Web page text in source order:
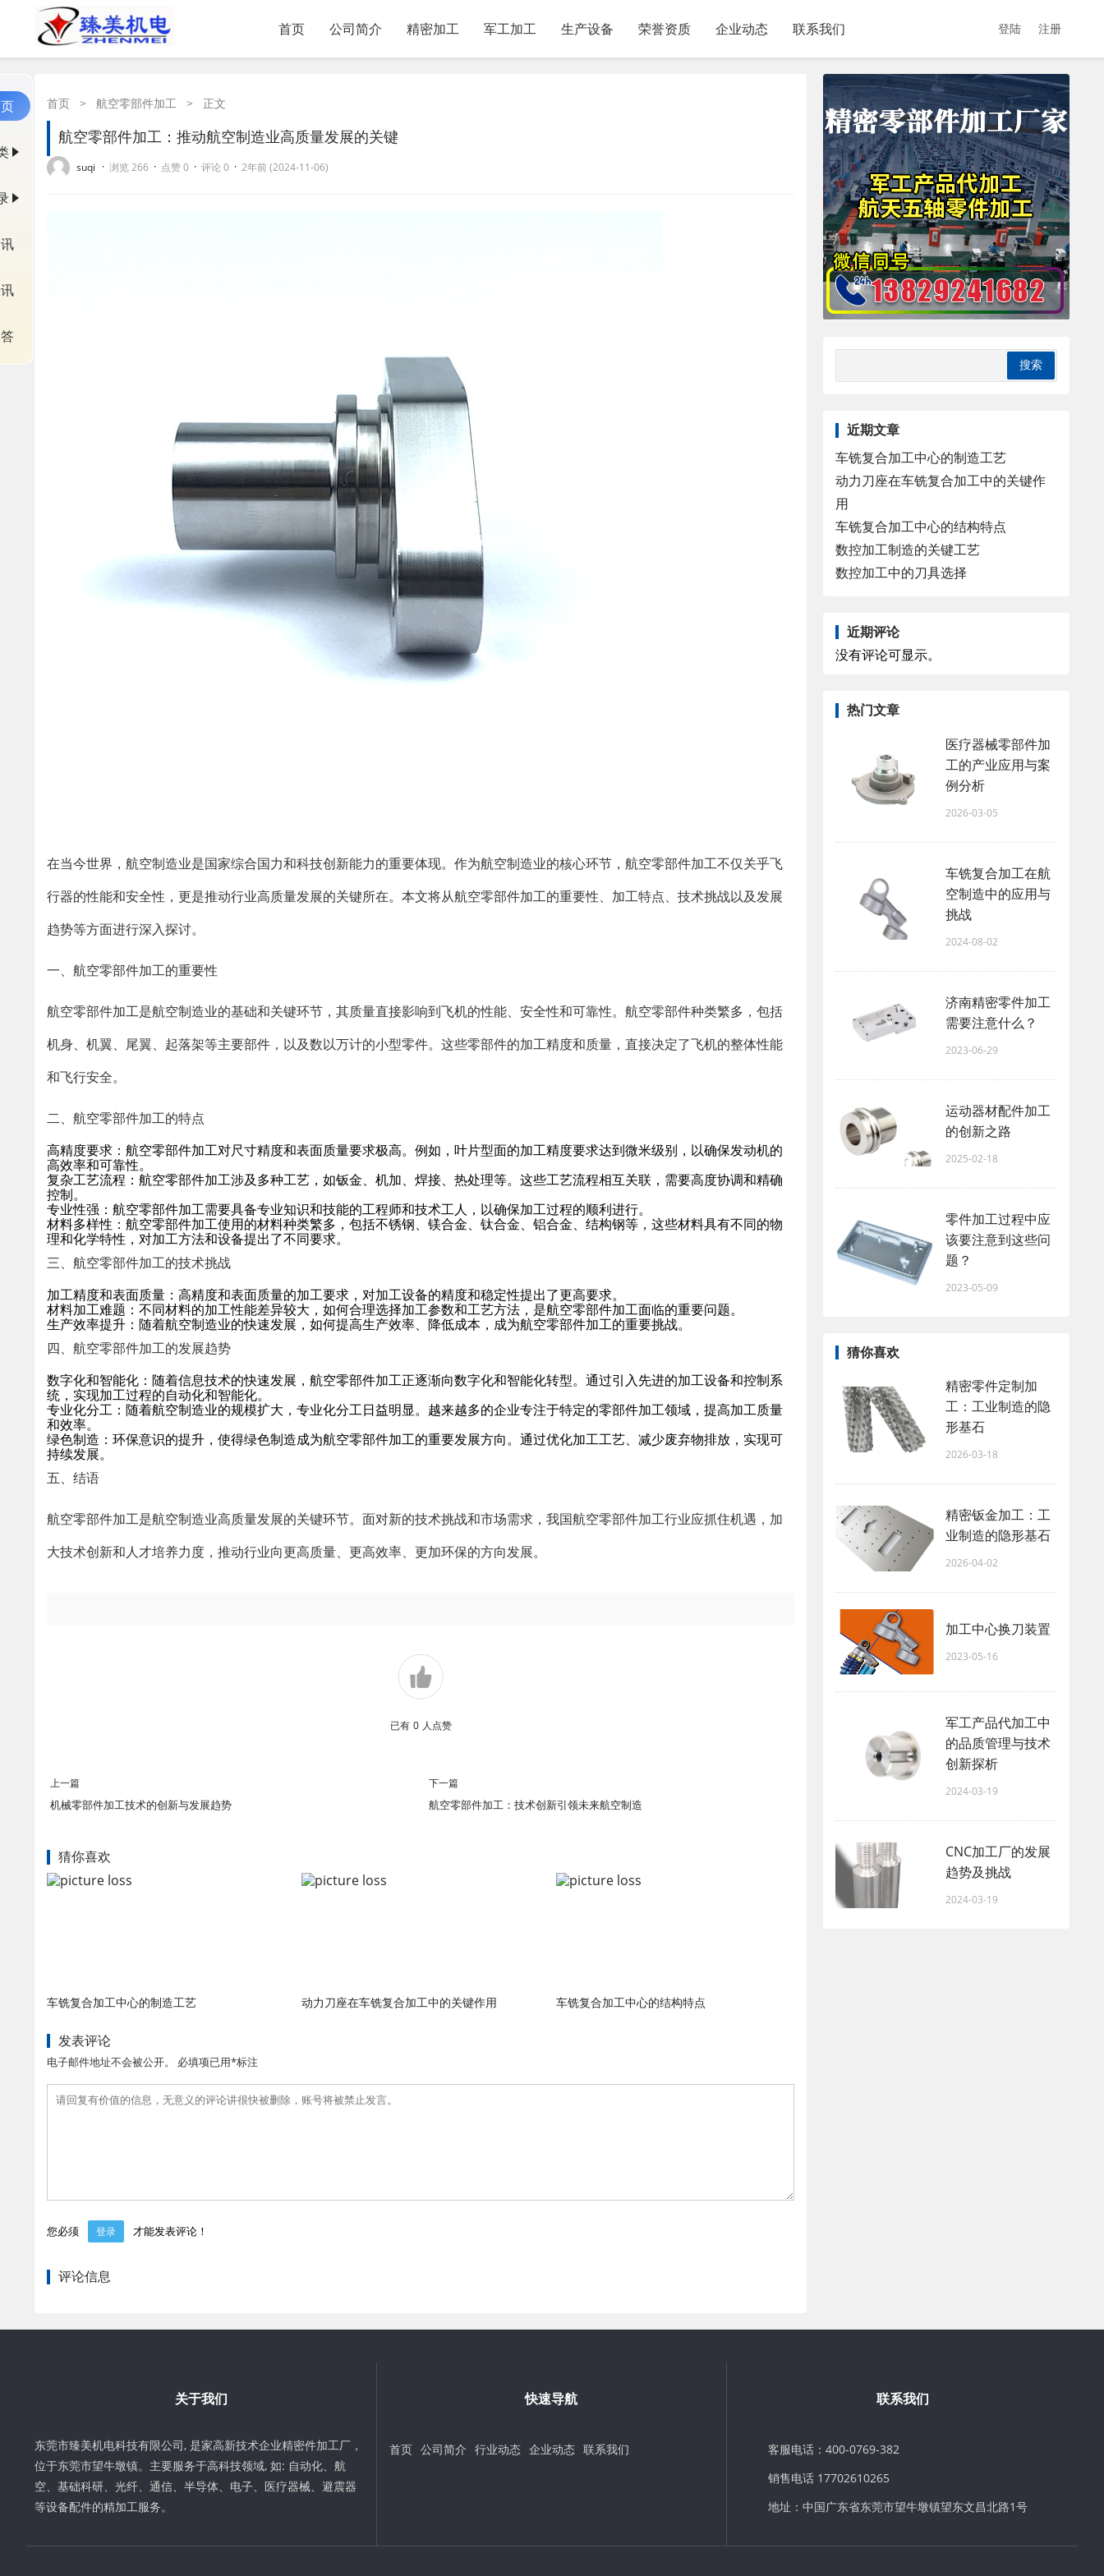
首页 公司简介 精密加工 军工加工 生产设备 荣誉资质 企业动态 联系我们 登陆 注册
首页 > 航空零部件加工 > 正文
航空零部件加工：推动航空制造业高质量发展的关键
suqi · 浏览 266 · 点赞 0 · 评论 0 · 2年前 (2024-11-06)
在当今世界，航空制造业是国家综合国力和科技创新能力的重要体现。作为航空制造业的核心环节，航空零部件加工不仅关乎飞
行器的性能和安全性，更是推动行业高质量发展的关键所在。本文将从航空零部件加工的重要性、加工特点、技术挑战以及发展
趋势等方面进行深入探讨。
一、航空零部件加工的重要性
航空零部件加工是航空制造业的基础和关键环节，其质量直接影响到飞机的性能、安全性和可靠性。航空零部件种类繁多，包括
机身、机翼、尾翼、起落架等主要部件，以及数以万计的小型零件。这些零部件的加工精度和质量，直接决定了飞机的整体性能
和飞行安全。
二、航空零部件加工的特点
高精度要求：航空零部件加工对尺寸精度和表面质量要求极高。例如，叶片型面的加工精度要求达到微米级别，以确保发动机的
高效率和可靠性。
复杂工艺流程：航空零部件加工涉及多种工艺，如钣金、机加、焊接、热处理等。这些工艺流程相互关联，需要高度协调和精确
控制。
专业性强：航空零部件加工需要具备专业知识和技能的工程师和技术工人，以确保加工过程的顺利进行。
材料多样性：航空零部件加工使用的材料种类繁多，包括不锈钢、镁合金、钛合金、铝合金、结构钢等，这些材料具有不同的物
理和化学特性，对加工方法和设备提出了不同要求。
三、航空零部件加工的技术挑战
加工精度和表面质量：高精度和表面质量的加工要求，对加工设备的精度和稳定性提出了更高要求。
材料加工难题：不同材料的加工性能差异较大，如何合理选择加工参数和工艺方法，是航空零部件加工面临的重要问题。
生产效率提升：随着航空制造业的快速发展，如何提高生产效率、降低成本，成为航空零部件加工的重要挑战。
四、航空零部件加工的发展趋势
数字化和智能化：随着信息技术的快速发展，航空零部件加工正逐渐向数字化和智能化转型。通过引入先进的加工设备和控制系
统，实现加工过程的自动化和智能化。
专业化分工：随着航空制造业的规模扩大，专业化分工日益明显。越来越多的企业专注于特定的零部件加工领域，提高加工质量
和效率。
绿色制造：环保意识的提升，使得绿色制造成为航空零部件加工的重要发展方向。通过优化加工工艺、减少废弃物排放，实现可
持续发展。
五、结语
航空零部件加工是航空制造业高质量发展的关键环节。面对新的技术挑战和市场需求，我国航空零部件加工行业应抓住机遇，加
大技术创新和人才培养力度，推动行业向更高质量、更高效率、更加环保的方向发展。
已有 0 人点赞
上一篇
机械零部件加工技术的创新与发展趋势
下一篇
航空零部件加工：技术创新引领未来航空制造
猜你喜欢
车铣复合加工中心的制造工艺 动力刀座在车铣复合加工中的关键作用 车铣复合加工中心的结构特点
发表评论
电子邮件地址不会被公开。 必填项已用*标注
您必须 登录 才能发表评论！
评论信息
近期文章
车铣复合加工中心的制造工艺
动力刀座在车铣复合加工中的关键作
用
车铣复合加工中心的结构特点
数控加工制造的关键工艺
数控加工中的刀具选择
近期评论
没有评论可显示。
热门文章
医疗器械零部件加
工的产业应用与案
例分析
2026-03-05
车铣复合加工在航
空制造中的应用与
挑战
2024-08-02
济南精密零件加工
需要注意什么？
2023-06-29
运动器材配件加工
的创新之路
2025-02-18
零件加工过程中应
该要注意到这些问
题？
2023-05-09
猜你喜欢
精密零件定制加
工：工业制造的隐
形基石
2026-03-18
精密钣金加工：工
业制造的隐形基石
2026-04-02
加工中心换刀装置
2023-05-16
军工产品代加工中
的品质管理与技术
创新探析
2024-03-19
CNC加工厂的发展
趋势及挑战
2024-03-19
关于我们
东莞市臻美机电科技有限公司, 是家高新技术企业精密件加工厂，
位于东莞市望牛墩镇。主要服务于高科技领域, 如: 自动化、航
空、基础科研、光纤、通信、半导体、电子、医疗器械、避震器
等设备配件的精加工服务。
快速导航
首页 公司简介 行业动态 企业动态 联系我们
联系我们
客服电话：400-0769-382
销售电话 17702610265
地址：中国广东省东莞市望牛墩镇望东文昌北路1号